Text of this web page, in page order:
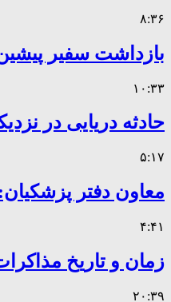
۸:۳۶
بازداشت سفیر
۱۰:۳۳
حادثه دریایی در
۵:۱۷
معاون دفتر
۴:۴۱
زمان و تاریخ
۲۰:۳۹